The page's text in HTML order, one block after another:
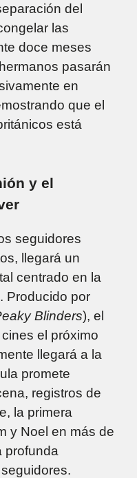
del
las
doce meses
pasarán
en
que el
está
y el
seguidores
llegará un
centrado en la
Producido por
Blinders), el
el próximo
llegará a la
promete
registros de
la primera
y Noel en más de
profunda